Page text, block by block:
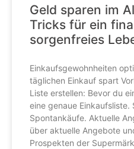
Geld sparen im
Tricks für ein
sorgenfreies
Einkaufsgewohnheiten
täglichen Einkauf spart
Liste erstellen: Bevor du
eine genaue Einkaufsliste.
Spontankäufe. Aktuelle
über aktuelle Angebote
Prospekten der